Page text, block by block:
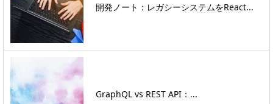
開発ノート：レガシーシステムをReact...
GraphQL vs REST API：...